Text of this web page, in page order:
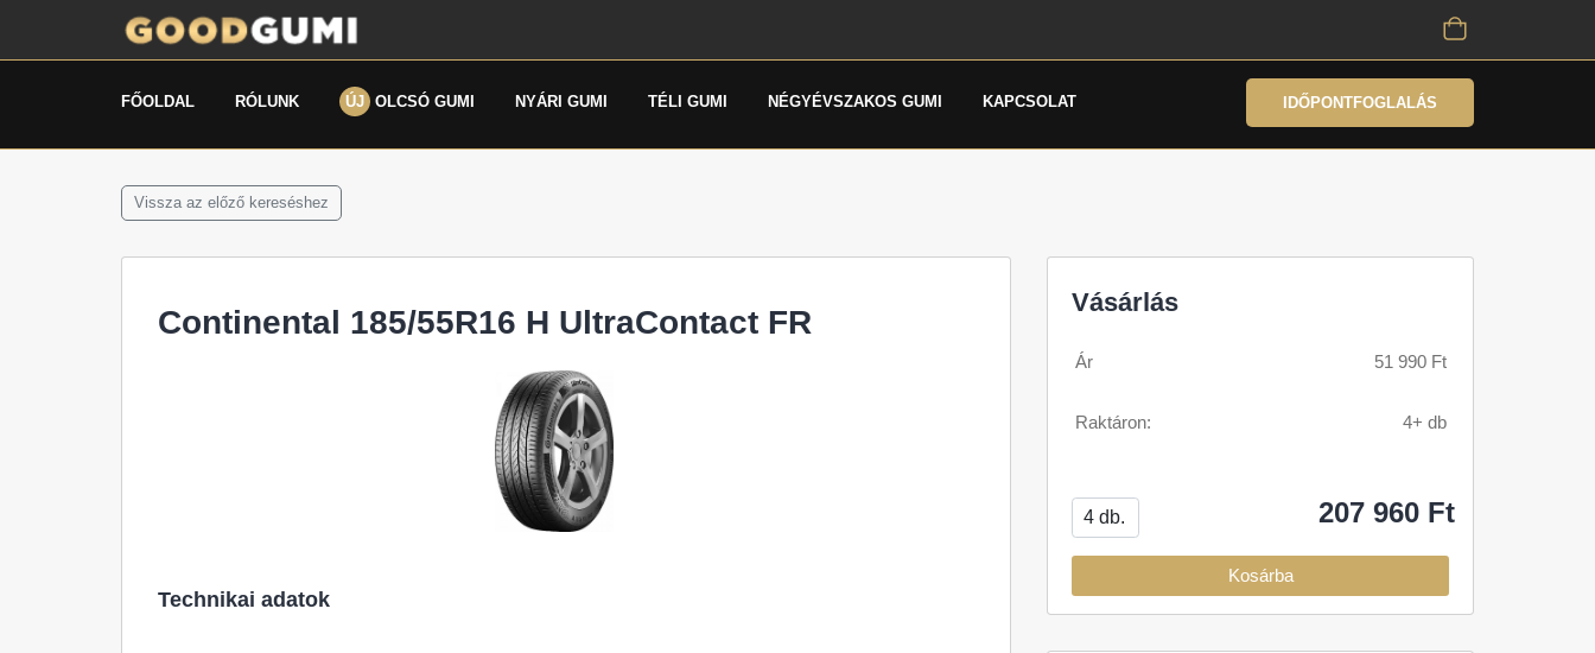
FŐOLDAL RÓLUNK ÚJ OLCSÓ GUMI NYÁRI GUMI TÉLI GUMI NÉGYÉVSZAKOS GUMI KAPCSOLAT IDŐPONTFOGLALÁS
Vissza az előző kereséshez
Continental 185/55R16 H UltraContact FR
Technikai adatok
Vásárlás
Ár 51 990 Ft
Raktáron: 4+ db
207 960 Ft
Kosárba